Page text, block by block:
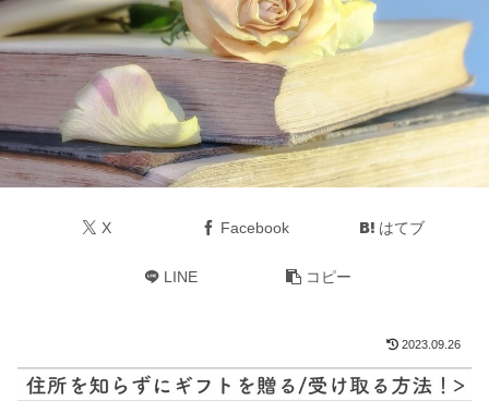
X Facebook はてブ
LINE コピー
2023.09.26